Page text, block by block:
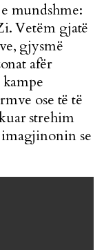
mundshme:
Vetëm gjatë
gjysmë
afër
ose të të
strehim
se